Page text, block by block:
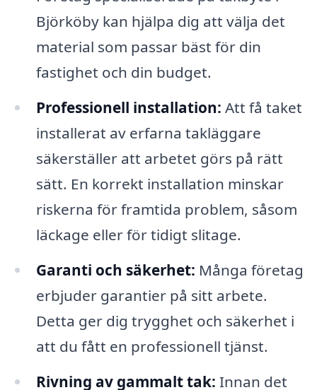
Björköby kan hjälpa dig att välja det
material som passar bäst för din
fastighet och din budget.
Professionell installation: Att få taket
installerat av erfarna takläggare
säkerställer att arbetet görs på rätt
sätt. En korrekt installation minskar
riskerna för framtida problem, såsom
läckage eller för tidigt slitage.
Garanti och säkerhet: Många företag
erbjuder garantier på sitt arbete.
Detta ger dig trygghet och säkerhet i
att du fått en professionell tjänst.
Rivning av gammalt tak: Innan det